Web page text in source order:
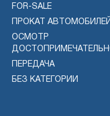
FOR-SALE
ПРОКАТ АВТОМОБИЛЕЙ
ОСМОТР
ПЕРЕДАЧА
БЕЗ КАТЕГОРИИ